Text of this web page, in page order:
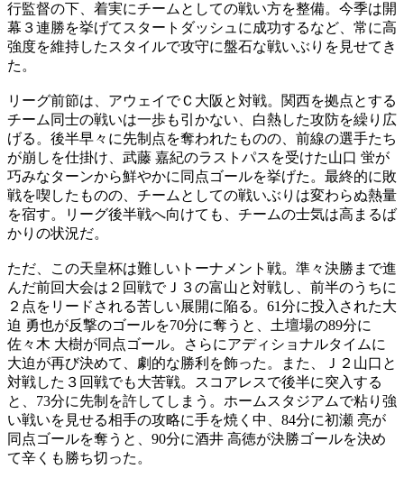
行監督の下、着実にチームとしての戦い方を整備。今季は開
幕３連勝を挙げてスタートダッシュに成功するなど、常に高
強度を維持したスタイルで攻守に盤石な戦いぶりを見せてき
た。
リーグ前節は、アウェイでＣ大阪と対戦。関西を拠点とする
チーム同士の戦いは一歩も引かない、白熱した攻防を繰り広
げる。後半早々に先制点を奪われたものの、前線の選手たち
が崩しを仕掛け、武藤 嘉紀のラストパスを受けた山口 蛍が
巧みなターンから鮮やかに同点ゴールを挙げた。最終的に敗
戦を喫したものの、チームとしての戦いぶりは変わらぬ熱量
を宿す。リーグ後半戦へ向けても、チームの士気は高まるば
かりの状況だ。
ただ、この天皇杯は難しいトーナメント戦。準々決勝まで進
んだ前回大会は２回戦でＪ３の富山と対戦し、前半のうちに
２点をリードされる苦しい展開に陥る。61分に投入された大
迫 勇也が反撃のゴールを70分に奪うと、土壇場の89分に
佐々木 大樹が同点ゴール。さらにアディショナルタイムに
大迫が再び決めて、劇的な勝利を飾った。また、Ｊ２山口と
対戦した３回戦でも大苦戦。スコアレスで後半に突入する
と、73分に先制を許してしまう。ホームスタジアムで粘り強
い戦いを見せる相手の攻略に手を焼く中、84分に初瀬 亮が
同点ゴールを奪うと、90分に酒井 高徳が決勝ゴールを決め
て辛くも勝ち切った。